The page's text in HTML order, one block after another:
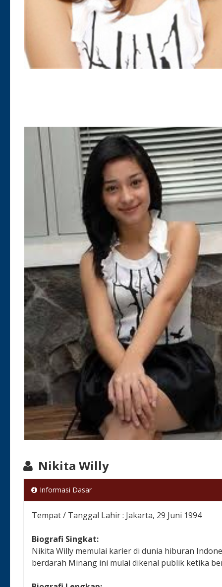
Nikita Willy
Informasi Dasar
Tempat / Tanggal Lahir : Jakarta, 29 Juni 1994
Biografi Singkat:
Nikita Willy memulai karier di dunia hiburan
berdarah Minang ini mulai dikenal publik ketika